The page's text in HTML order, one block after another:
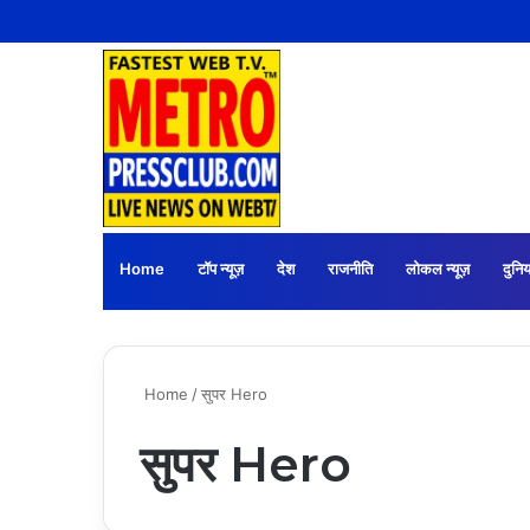
Home टॉप न्यूज़ देश राजनीति लोकल न्यूज़
Home /सुपर Hero
सुपर Hero